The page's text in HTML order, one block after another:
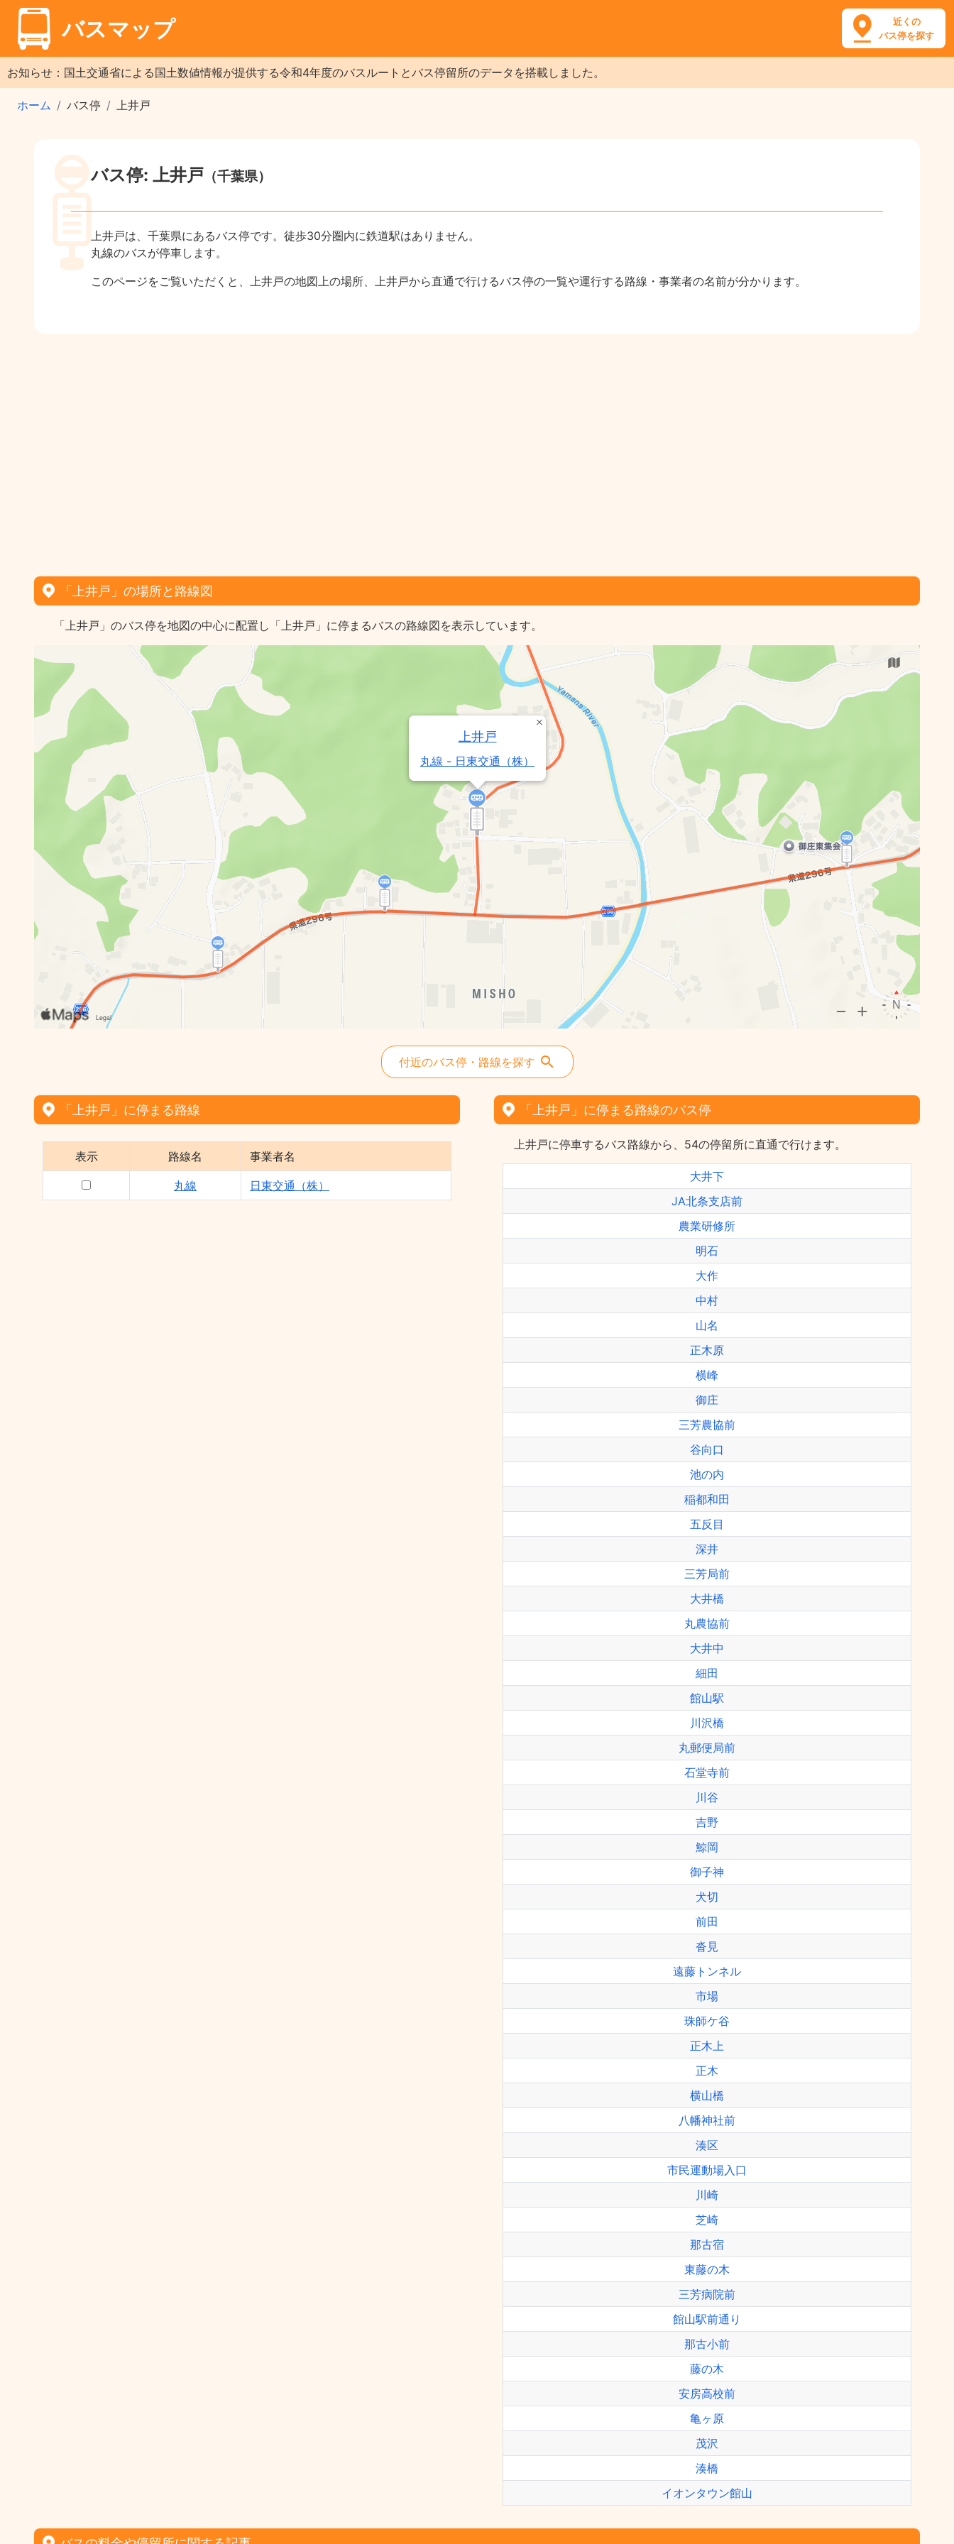
バスマップ
近くの
バス停を探す
お知らせ：国土交通省による国土数値情報が提供する令和4年度のバスルートとバス停留所のデータを搭載しました。
ホーム バス停 上井戸
バス停: 上井戸 （千葉県）
上井戸は、千葉県にあるバス停です。徒歩30分圏内に鉄道駅はありません。
丸線のバスが停車します。
このページをご覧いただくと、上井戸の地図上の場所、上井戸から直通で行けるバス停の一覧や運行する路線・事業者の名前が分かります。
「上井戸」の場所と路線図
「上井戸」のバス停を地図の中心に配置し「上井戸」に停まるバスの路線図を表示しています。
上井戸
丸線 - 日東交通（株）
付近のバス停・路線を探す
「上井戸」に停まる路線
表示 路線名 事業者名
丸線 日東交通（株）
「上井戸」に停まる路線のバス停
上井戸に停車するバス路線から、54の停留所に直通で行けます。
大井下
JA北条支店前
農業研修所
明石
大作
中村
山名
正木原
横峰
御庄
三芳農協前
谷向口
池の内
稲都和田
五反目
深井
三芳局前
大井橋
丸農協前
大井中
細田
館山駅
川沢橋
丸郵便局前
石堂寺前
川谷
吉野
鯨岡
御子神
犬切
前田
沓見
遠藤トンネル
市場
珠師ケ谷
正木上
正木
横山橋
八幡神社前
湊区
市民運動場入口
川崎
芝崎
那古宿
東藤の木
三芳病院前
館山駅前通り
那古小前
藤の木
安房高校前
亀ヶ原
茂沢
湊橋
イオンタウン館山